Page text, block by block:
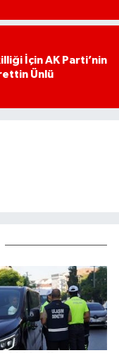
İçin AK Parti’nin
Ünlü